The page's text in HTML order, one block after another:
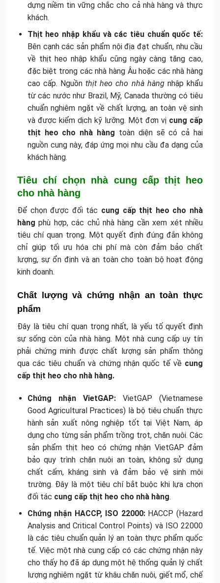
dựng niềm tin vững chắc cho cả nhà hàng và thực
khách.
Thịt heo nhập khẩu và các tiêu chuẩn quốc tế:
Bên cạnh các sản phẩm nội địa đạt chuẩn, nhu cầu
về thịt heo nhập khẩu cũng ngày càng tăng cao,
đặc biệt trong các nhà hàng Âu hoặc các nhà hàng
cao cấp. Nguồnthịt heo cho nhà hàngnhập khẩu
từ các nước như Brazil, Mỹ, Canada thường có tiêu
chuẩn nghiêm ngặt về chất lượng, an toàn vệ sinh
và được kiểm dịch kỹ lưỡng. Một đơn vị cung cấp
thịt heo cho nhà hàng toàn diện sẽ có cả hai
nguồn cung này, đáp ứng mọi nhu cầu đa dạng của
khách hàng.
Tiêu chí chọn nhà cung cấp thịt heo
cho nhà hàng
Để chọn được đối tác cung cấp thịt heo cho nhà
hàng phù hợp, các chủ nhà hàng cần xem xét nhiều
tiêu chí quan trọng. Một quyết định đúng đắn không
chỉ giúp tối ưu hóa chi phí mà còn đảm bảo chất
lượng, sự ổn định và an toàn cho toàn bộ hoạt động
kinh doanh.
Chất lượng và chứng nhận an toàn thực
phẩm
Đây là tiêu chí quan trọng nhất, là yếu tố quyết định
sự sống còn của nhà hàng. Một nhà cung cấp uy tín
phải chứng minh được chất lượng sản phẩm thông
qua các tiêu chuẩn và chứng nhận quốc tế về cung
cấp thịt heo cho nhà hàng.
Chứng nhận VietGAP:VietGAP (Vietnamese
Good Agricultural Practices) là bộ tiêu chuẩn thực
hành sản xuất nông nghiệp tốt tại Việt Nam, áp
dụng cho từng sản phẩm trồng trọt, chăn nuôi. Các
sản phẩm thịt heo có chứng nhận VietGAP đảm
bảo quy trình chăn nuôi an toàn, không sử dụng
chất cấm, kháng sinh và đảm bảo vệ sinh môi
trường. Đây là một tiêu chí bắt buộc khi lựa chọn
đối tác cung cấp thịt heo cho nhà hàng.
Chứng nhận HACCP, ISO 22000:HACCP (Hazard
Analysis and Critical Control Points) và ISO 22000
là các tiêu chuẩn quản lý an toàn thực phẩm quốc
tế. Việc một nhà cung cấp có các chứng nhận này
cho thấy họ đã áp dụng một hệ thống quản lý chất
lượng nghiêm ngặt từ khâu chăn nuôi, giết mổ, chế